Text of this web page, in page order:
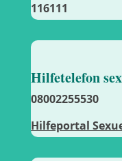
116111
Hilfetelefon
08002255530
Hilfeportal